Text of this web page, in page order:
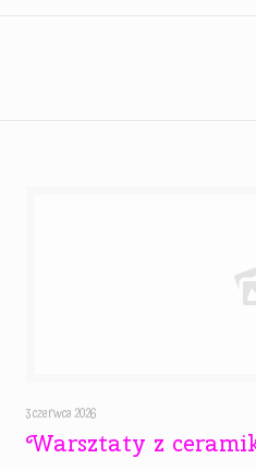
3 czerwca 2026
Warsztaty z